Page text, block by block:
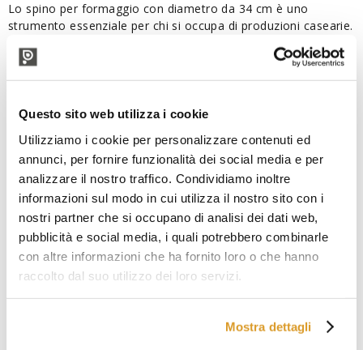
Questo sito web utilizza i cookie
Utilizziamo i cookie per personalizzare contenuti ed
annunci, per fornire funzionalità dei social media e per
analizzare il nostro traffico. Condividiamo inoltre
informazioni sul modo in cui utilizza il nostro sito con i
nostri partner che si occupano di analisi dei dati web,
pubblicità e social media, i quali potrebbero combinarle
con altre informazioni che ha fornito loro o che hanno
raccolto dal suo utilizzo dei loro servizi.
Mostra dettagli
Lo spino per formaggio con diametro da 34 cm è uno
strumento essenziale per chi si occupa di produzioni casearie.
acciaio inox AISI 304 L
, lo
spino per la rottura della cagliata da 34 cm offre un’alta
resistenza agli impatti e garantisce una lunga durata nel
state disegnate per assicurare precisione nel taglio e limitare
centrali, riduce l'attrito e permette una lavorazione fluida del
latte. Interessante anche il tampone in polietilene certificato
per gli impieghi nel settore alimentare, pensato per
proteggere lo spino e il fondo del contenitore da eventuali
attriti. Lo spino per rottura cagliata con diametro da 34 cm e
con peso di 605 grammi è perfetto per garantire una
produzione efficiente e precisa in ogni situazione.
Caratteristiche Spino Formaggio Diametro
34 cm
Materiale struttura: Acciaio Inox AISI 304 L